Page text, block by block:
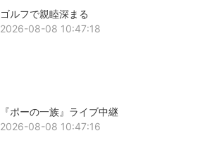
ゴルフで親睦深まる
2026-08-08 10:47:18
『ポーの一族』ライブ中継
2026-08-08 10:47:16